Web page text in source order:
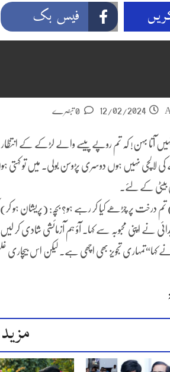
فیس بک
12/02/2024
آتا بہن! کہ تم روپے پیسے والے لڑکے کے
لالچی نہیں ہوں دوسری پڑوسن بولی۔ میں تو کہتی
کے لئے۔
پر چڑھے کیا کر رہے ہو؟ بچہ: (پریشان ہو کر) کچھ
نے اپنی محبوبہ سے کہا۔ آؤ ہم آزمائشی شادی کر
نے کہا“تمہاری تجویز بھی اچھی ہے۔ لیکن اس بیچاری